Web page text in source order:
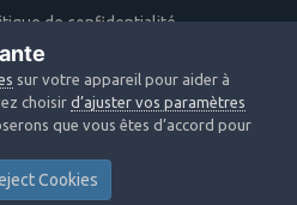
de confidentialité
© 2020 Webastro
Invision Community
sur votre appareil pour aider à
choisird’ajuster vos paramètres
que vous êtes d’accord pour
Cookies